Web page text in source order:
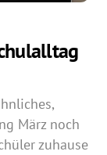
März noch
zuhause